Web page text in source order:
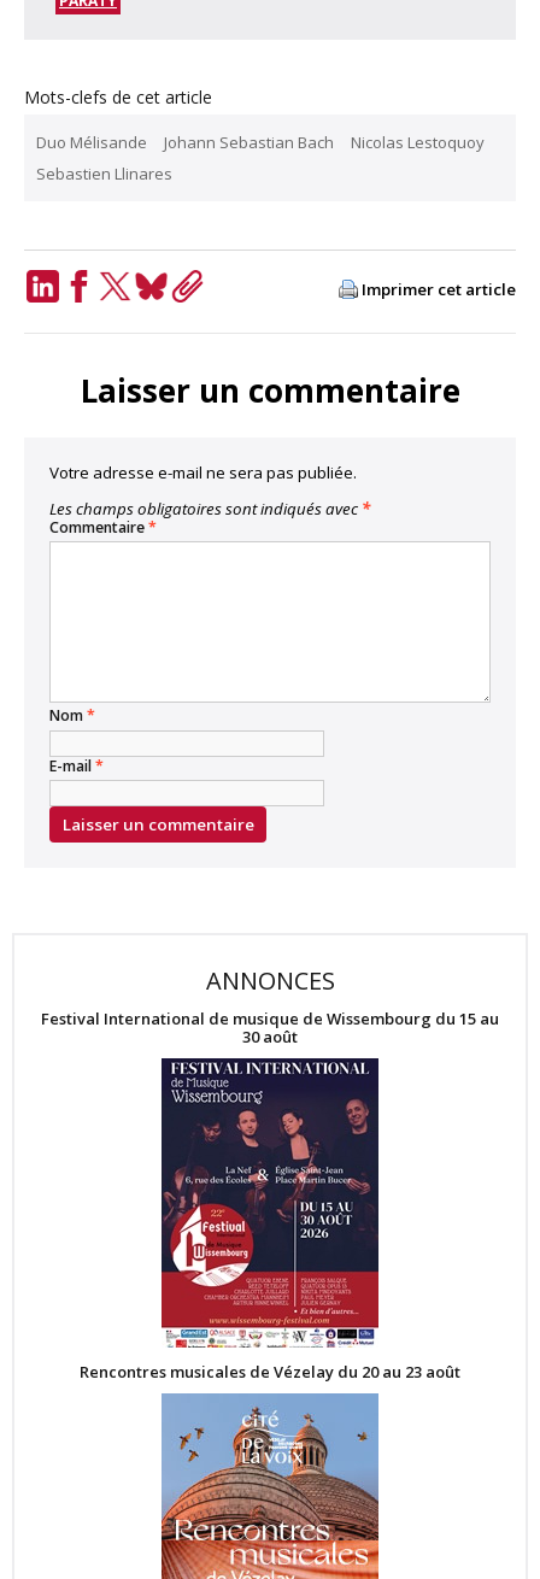
Mots-clefs de cet article
Duo Mélisande Johann Sebastian Bach
Nicolas Lestoquoy
Sebastien Llinares
Imprimer cet article
Laisser un commentaire
Votre adresse e-mail ne sera pas publiée.
Les champs obligatoires sont indiqués avec *
Commentaire*
Nom*
E-mail*
ANNONCES
Festival International de musique de Wissembourg du 15 au
30 août
Rencontres musicales de Vézelay du 20 au 23 août